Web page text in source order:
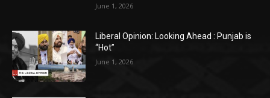
June 1, 2026
Liberal Opinion: Looking Ahead : Punjab is
“Hot”
June 1, 2026